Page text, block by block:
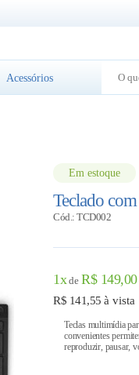
Acessórios
Em estoque
Teclado
Cód.: TCD002
1xde R$149,00
R$ 141,55 à vista
Teclas multimídia
convenientes
reproduzir, pausar,